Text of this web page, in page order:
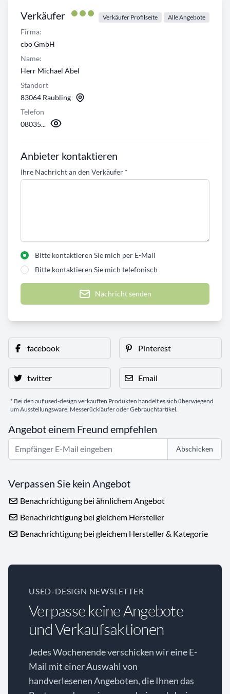
Verkäufer Verkäufer Profilseite Alle Angebote
Firma:
cbo GmbH
Name:
Herr Michael Abel
Standort
83064 Raubling
Telefon
08035...
Anbieter kontaktieren
Ihre Nachricht an den Verkäufer *
Bitte kontaktieren Sie mich per E-Mail
Bitte kontaktieren Sie mich telefonisch
Nachricht senden
facebook Pinterest
twitter Email
* Bei den auf used-design verkauften Produkten handelt es sich überwiegend
um Ausstellungsware, Messerückläufer oder Gebrauchtartikel.
Angebot einem Freund empfehlen
Abschicken
Verpassen Sie kein Angebot
Benachrichtigung bei ähnlichem Angebot
Benachrichtigung bei gleichem Hersteller
Benachrichtigung bei gleichem Hersteller & Kategorie
USED-DESIGN NEWSLETTER
Verpasse keine Angebote
und Verkaufsaktionen
Jedes Wochenende verschicken wir eine E-
Mail mit einer Auswahl von
handverlesenen Angeboten, die Ihnen das